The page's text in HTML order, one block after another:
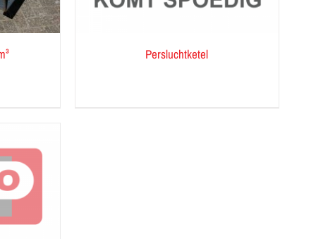
Persluchtketel